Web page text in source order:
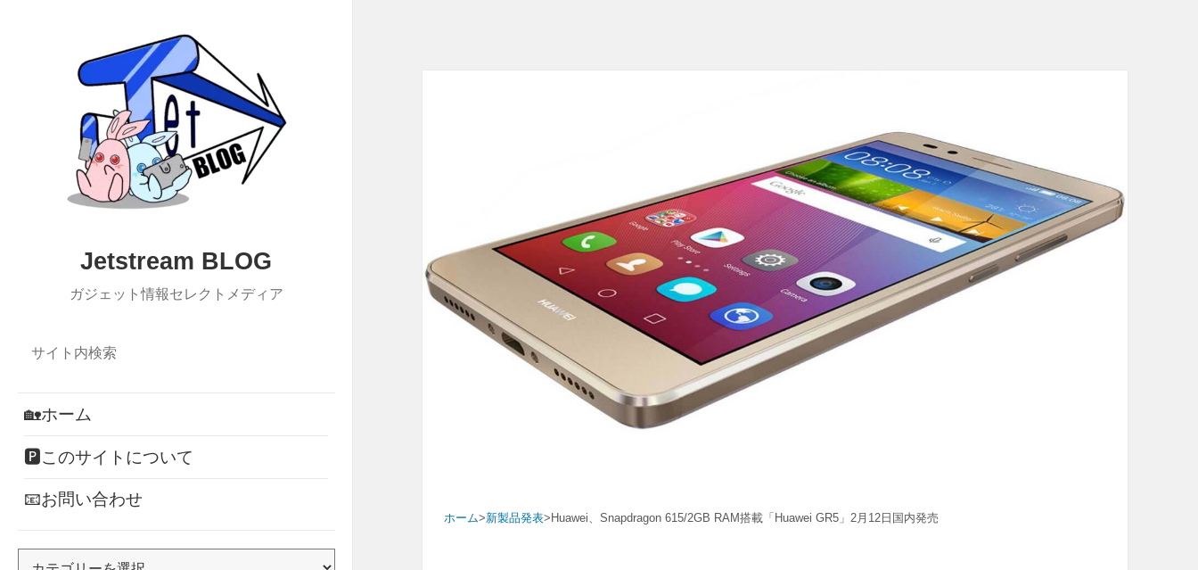
Jetstream BLOG
ガジェット情報セレクトメディア
🏡ホーム
🅿このサイトについて
📧お問い合わせ
ホーム>新製品発表> Huawei、Snapdragon 615/2GB RAM搭載「Huawei GR5」2月12日国内発売